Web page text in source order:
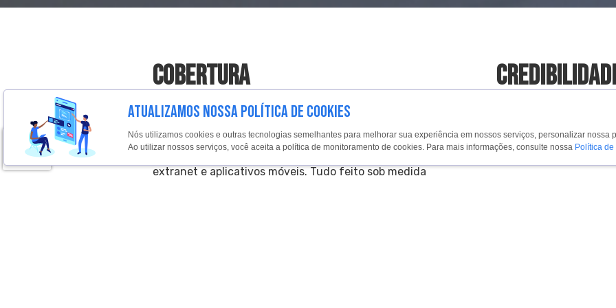
cobertura
O melhor conteúdo de notícias e o mais completo
corporativos, financeiros, home broker, jornais,
revistas, boletins, TV, rádios, internet, intranet,
extranet e aplicativos móveis. Tudo feito sob medida
profissionais, 24 horas
para entrega de
ATUALIZAMOS NOSSA POLÍTICA DE COOKIES
Nós utilizamos cookies e outras tecnologias semelhantes para melhorar sua experiência em nossos serviços, personalizar nossa
Ao utilizar nossos serviços, você aceita a política de monitoramento de cookies. Para mais informações, consulte nossa Política de